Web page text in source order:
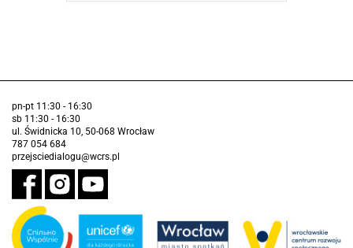
pn-pt 11:30 - 16:30
sb 11:30 - 16:30
ul. Świdnicka 10, 50-068 Wrocław
787 054 684
przejsciedialogu@wcrs.pl